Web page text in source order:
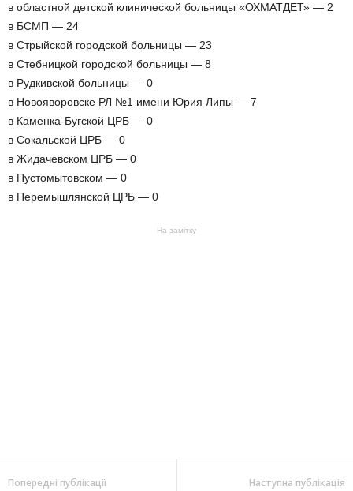
в областной детской клинической больницы «ОХМАТДЕТ» — 2
в БСМП — 24
в Стрыйской городской больницы — 23
в Стебницкой городской больницы — 8
в Рудкивской больницы — 0
в Новояворовске РЛ №1 имени Юрия Липы — 7
в Каменка-Бугской ЦРБ — 0
в Сокальской ЦРБ — 0
в Жидачевском ЦРБ — 0
в Пустомытовском — 0
в Перемышлянской ЦРБ — 0
На замітку
Попередні публікації Наступна публікація